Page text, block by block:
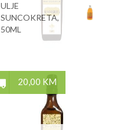
ULJE
SUNCOKRETA,
50ML
20,00 KM